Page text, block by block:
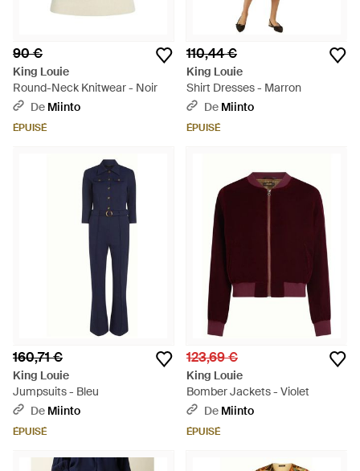
90 €
King Louie
Round-Neck Knitwear - Noir
De Miinto
ÉPUISÉ
110,44 €
King Louie
Shirt Dresses - Marron
De Miinto
ÉPUISÉ
160,71 €
King Louie
Jumpsuits - Bleu
De Miinto
ÉPUISÉ
123,69 €
King Louie
Bomber Jackets - Violet
De Miinto
ÉPUISÉ